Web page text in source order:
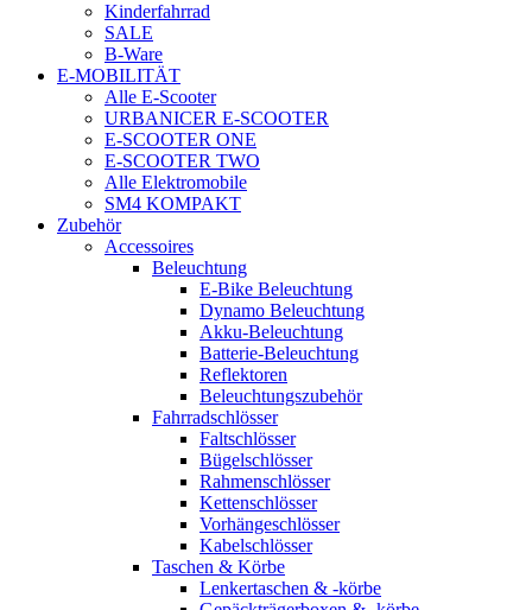
Kinderfahrrad
SALE
B-Ware
E-MOBILITÄT
Alle E-Scooter
URBANICER E-SCOOTER
E-SCOOTER ONE
E-SCOOTER TWO
Alle Elektromobile
SM4 KOMPAKT
Zubehör
Accessoires
Beleuchtung
E-Bike Beleuchtung
Dynamo Beleuchtung
Akku-Beleuchtung
Batterie-Beleuchtung
Reflektoren
Beleuchtungszubehör
Fahrradschlösser
Faltschlösser
Bügelschlösser
Rahmenschlösser
Kettenschlösser
Vorhängeschlösser
Kabelschlösser
Taschen & Körbe
Lenkertaschen & -körbe